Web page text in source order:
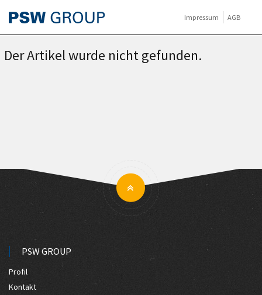
Impressum AGB
Der Artikel wurde nicht gefunden.
PSW GROUP
Profil
Kontakt